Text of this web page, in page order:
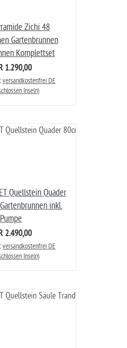
Zichi 48
Gartenbrunnen
Komplettset
1.290,00
versandkostenfrei DE
Inseln)
Quellstein Quader
inkl.
Pumpe
2.490,00
versandkostenfrei DE
Inseln)